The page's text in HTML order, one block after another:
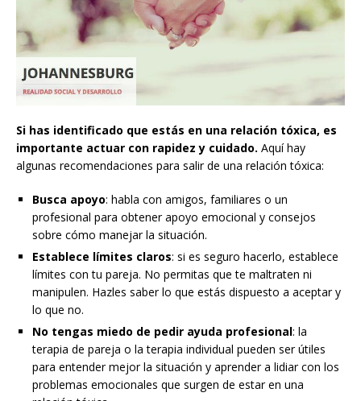
Si has identificado que estás en una relación tóxica, es
importante actuar con rapidez y cuidado. Aquí hay
algunas recomendaciones para salir de una relación tóxica:
Busca apoyo: habla con amigos, familiares o un
profesional para obtener apoyo emocional y consejos
sobre cómo manejar la situación.
Establece límites claros: si es seguro hacerlo, establece
límites con tu pareja. No permitas que te maltraten ni
manipulen. Hazles saber lo que estás dispuesto a aceptar y
lo que no.
No tengas miedo de pedir ayuda profesional: la
terapia de pareja o la terapia individual pueden ser útiles
para entender mejor la situación y aprender a lidiar con los
problemas emocionales que surgen de estar en una